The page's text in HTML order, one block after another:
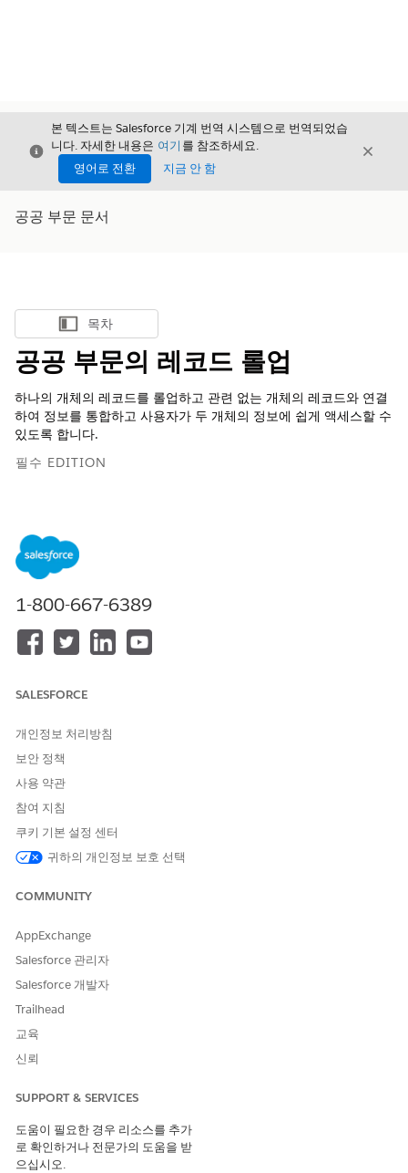
닫기
본 텍스트는 Salesforce 기계 번역 시스템으로 번역되었습
니다. 자세한 내용은 여기 를 참조하세요.
영어로 전환
지금 안 함
닫기
공공 부문 문서
목차 표시
목차
공공 부문의 레코드 롤업
하나의 개체의 레코드를 롤업하고 관련 없는 개체의 레코드와 연결
하여 정보를 통합하고 사용자가 두 개체의 정보에 쉽게 액세스할 수
있도록 합니다.
필수 EDITION
사례담당자가 혜택 신청을 검토할 때 자격 확인을 돕기 위해 가구
구성원에게 이미 할당된 혜택을 확인하려고 하는 경우가 많습니다.
간단하게 들리지만, 혜택 할당이 당사자 관계 그룹과 직접 연결되어
있지 않으므로 사례담당자는 연결 개체를 탐색하여 정보를 찾아야
관련 목록에서 그룹 구성원을 선택한 다음, 그룹 구성원의 개인 계
정 레코드 페이지에서 보상 할당 관련 목록을 확인합니다. 사례담당
된 보상을 확인합니다.
없는 개체에서 정보를 쉽게 찾을 수 있도록 합니다. 레코드 롤업을
사용하면 소스 개체의 레코드(예: 보상 할당)를 다른 관련 없는 대상
개체의 관련 레코드(예: 당사자 관계 그룹)와 롤업하거나 집계합니
다. 특정 보상 프로그램에 대한 보상 할당과 같은 레코드의 하위 집
합만 보려면 필터를 적용하여 사용자에게 중요한 레코드만 집계합
니다. 사용자는 레코드 집계 결과 관련 목록, 대상 개체의 레코드 페
이지에 있는 Lightning 구성 요소 또는 레코드 집계 결과 목록 보기
에서 집계된 레코드를 볼 수 있습니다.
레코드 롤업을 설정하려면 먼저 집계할 레코드의 개체(예: 보상 신
룹)를 식별합니다. 개체, 필터 조건, 조인 조건을 지정하는 레코드
리거 플로를 구성 및 실행하여 레코드 집계 결과 개체에 저장된 정
의 및 집계 결과를 활성화 및 동기화합니다. 여러 레코드 롤업 정의
를 만들고 보상 신청 및 당사자 관계 그룹뿐 아니라 두 가지 관련 없
다음 사항도 참조:
레코드 롤업에 대한 롤업 정의
1-800-667-6389
SALESFORCE
개인정보 처리방침
보안 정책
사용 약관
참여 지침
쿠키 기본 설정 센터
귀하의 개인정보 보호 선택
COMMUNITY
AppExchange
Salesforce 관리자
Salesforce 개발자
Trailhead
교육
신뢰
SUPPORT & SERVICES
도움이 필요한 경우 리소스를 추가
로 확인하거나 전문가의 도움을 받
으십시오.